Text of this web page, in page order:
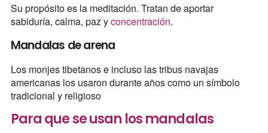
Su propósito es la meditación. Tratan de aportar
sabiduría, calma, paz yconcentración.
Mandalas de arena
Los monjes tibetanos e incluso las tribus navajas
americanas los usaron durante años como un símbolo
tradicional y religioso
Para que se usan los mandalas